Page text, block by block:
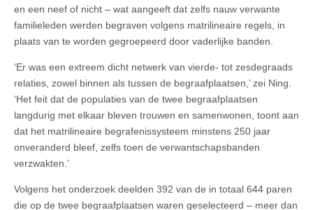
en een neef of nicht – wat aangeeft dat zelfs nauw verwante
familieleden werden begraven volgens matrilineaire regels, in
plaats van te worden gegroepeerd door vaderlijke banden.
‘Er was een extreem dicht netwerk van vierde- tot zesdegraads
relaties, zowel binnen als tussen de begraafplaatsen,’ zei Ning.
‘Het feit dat de populaties van de twee begraafplaatsen
langdurig met elkaar bleven trouwen en samenwonen, toont aan
dat het matrilineaire begrafenissysteem minstens 250 jaar
onveranderd bleef, zelfs toen de verwantschapsbanden
verzwakten.’
Volgens het onderzoek deelden 392 van de in totaal 644 paren
die op de twee begraafplaatsen waren geselecteerd – meer dan